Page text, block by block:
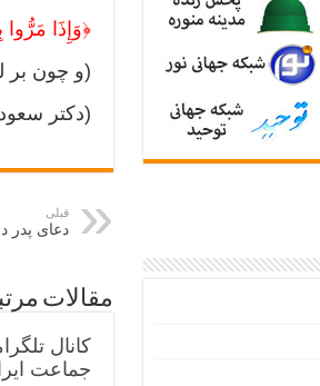
﴿وَإِذَا مَرُّوا
(و چون بر
(دکتر
قبلی
دعای پدر
مقالات
کانال
جماعت